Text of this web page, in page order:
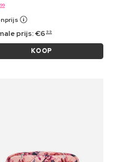
99
prijs:€6 99
KOOP